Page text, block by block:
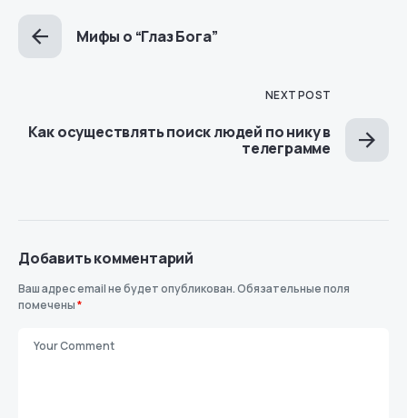
Мифы о “Глаз Бога”
NEXT POST
Как осуществлять поиск людей по нику в
телеграмме
Добавить комментарий
Ваш адрес email не будет опубликован.Обязательные поля
помечены*